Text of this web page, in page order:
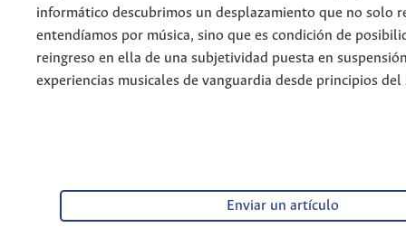
informático descubrimos un desplazamiento que no solo
entendíamos por música, sino que es condición de
reingreso en ella de una subjetividad puesta en
experiencias musicales de vanguardia desde principios del
Enviar un artículo